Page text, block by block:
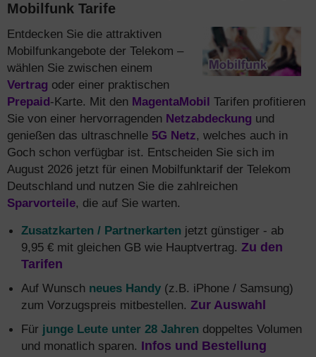
Mobilfunk Tarife
Entdecken Sie die attraktiven
Mobilfunkangebote der Telekom –
wählen Sie zwischen einem
Vertrag oder einer praktischen
Prepaid-Karte. Mit den MagentaMobil Tarifen profitieren
Sie von einer hervorragenden Netzabdeckung und
genießen das ultraschnelle 5G Netz, welches auch in
Goch schon verfügbar ist. Entscheiden Sie sich im
August 2026 jetzt für einen Mobilfunktarif der Telekom
Deutschland und nutzen Sie die zahlreichen
Sparvorteile, die auf Sie warten.
Zusatzkarten / Partnerkarten jetzt günstiger - ab
9,95 € mit gleichen GB wie Hauptvertrag. Zu den
Tarifen
Auf Wunsch neues Handy (z.B. iPhone / Samsung)
zum Vorzugspreis mitbestellen. Zur Auswahl
Für junge Leute unter 28 Jahren doppeltes Volumen
und monatlich sparen. Infos und Bestellung